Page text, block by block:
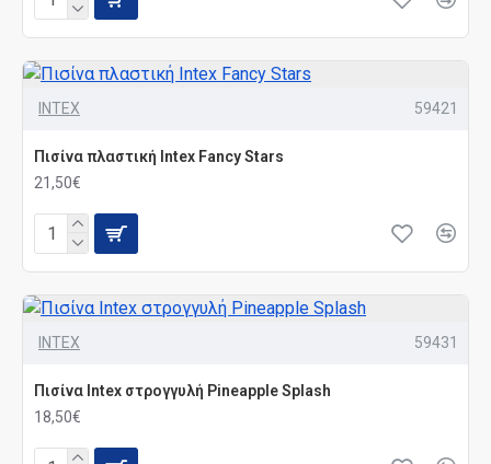
INTEX 59421
Πισίνα πλαστική Intex Fancy Stars
21,50€
INTEX 59431
Πισίνα Intex στρογγυλή Pineapple Splash
18,50€